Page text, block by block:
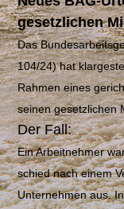
gesetzlichen
Das
104/24) hat
Rahmen eines
seinen gesetzlichen
Der Fall:
Ein Arbeitnehmer
schied nach einem
Unternehmen aus.